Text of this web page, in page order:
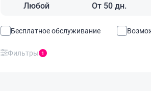
Любой От 50 дн.
Бесплатное обслуживание
Фильтры 1